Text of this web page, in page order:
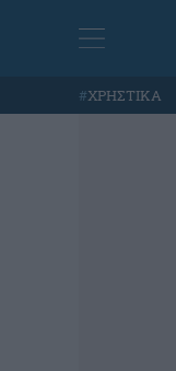
#ΧΡΗΣΤΙΚΑ